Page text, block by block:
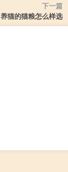
下一篇
养猫的猫粮怎么样选